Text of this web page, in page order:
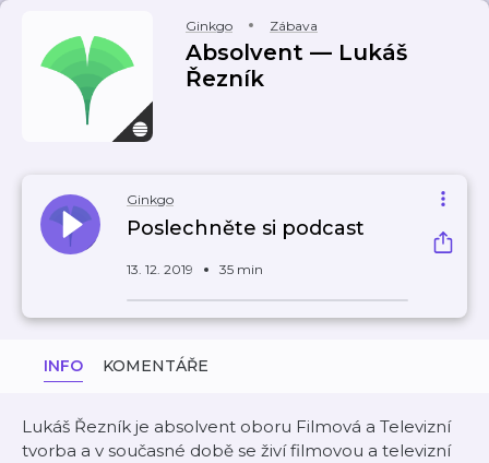
Ginkgo Zábava
Absolvent — Lukáš
Řezník
Ginkgo
Poslechněte si podcast
13. 12. 2019 35 min
INFO KOMENTÁŘE
Lukáš Řezník je absolvent oboru Filmová a Televizní
tvorba a v současné době se živí filmovou a televizní